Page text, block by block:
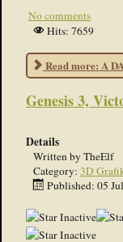
No comments
Hits: 7659
Read more: A
Genesis 3,
Details
Written byTheElf
Category: 3D
Published: 05